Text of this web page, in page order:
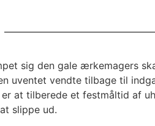
sig den gale ærkemagers
uventet vendte tilbage til
at tilberede et festmåltid af
slippe ud.